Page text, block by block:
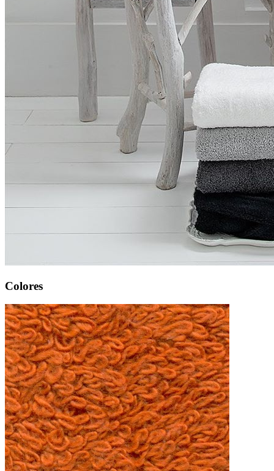
Colores